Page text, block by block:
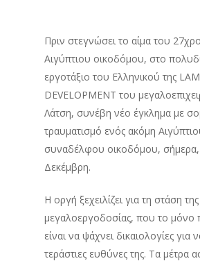
Πριν στεγνώσει το αίμα του
Αιγύπτιου οικοδόμου, στο
εργοτάξιο του Ελληνικού της
DEVΕLOPMENT του
Λάτση, συνέβη νέο έγκλημα με
τραυματισμό ενός ακόμη
συναδέλφου οικοδόμου, σήμερα,
Δεκέμβρη.
Η οργή ξεχειλίζει για τη στάση της
μεγαλοεργοδοσίας, που το μόνο
είναι να ψάχνει δικαιολογίες για
τεράστιες ευθύνες της. Τα μέτρα